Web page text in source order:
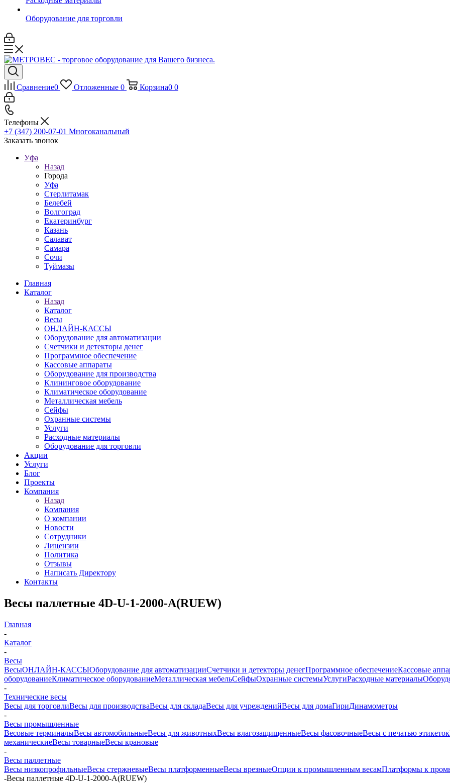
Оборудование для торговли
Сравнение0 Отложенные 0 Корзина0 0
Телефоны
+7 (347) 200-07-01 Многоканальный
Заказать звонок
Уфа
Назад
Города
Уфа
Стерлитамак
Белебей
Волгоград
Екатеринбург
Казань
Салават
Самара
Сочи
Туймазы
Главная
Каталог
Назад
Каталог
Весы
ОНЛАЙН-КАССЫ
Оборудование для автоматизации
Счетчики и детекторы денег
Программное обеспечение
Кассовые аппараты
Оборудование для производства
Клининговое оборудование
Климатическое оборудование
Металлическая мебель
Сейфы
Охранные системы
Услуги
Расходные материалы
Оборудование для торговли
Акции
Услуги
Блог
Проекты
Компания
Назад
Компания
О компании
Новости
Сотрудники
Лицензии
Политика
Отзывы
Написать Директору
Контакты
Весы паллетные 4D-U-1-2000-A(RUEW)
Главная
-
Каталог
-
Весы
ВесыОНЛАЙН-КАССЫОборудование для автоматизацииСчетчики и детекторы денегПрограммное обеспечениеКассовые
оборудованиеКлиматическое оборудованиеМеталлическая мебельСейфыОхранные системыУслугиРасходные материалы
-
Технические весы
Весы для торговлиВесы для производстваВесы для складаВесы для учрежденийВесы для домаГириДинамометры
-
Весы промышленные
Весовые терминалыВесы автомобильныеВесы для животныхВесы влагозащищенныеВесы фасовочныеВесы с печатью этикеток
механическиеВесы товарныеВесы крановые
-
Весы паллетные
Весы низкопрофильныеВесы стержневыеВесы платформенныеВесы врезныеОпции к промышленным весамПлатформы к
-Весы паллетные 4D-U-1-2000-A(RUEW)